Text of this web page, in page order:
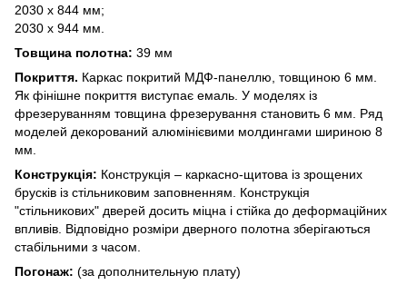
2030 х 844 мм;
2030 х 944 мм.
Товщина полотна: 39 мм
Покриття. Каркас покритий МДФ-панеллю, товщиною 6 мм.
Як фінішне покриття виступає емаль. У моделях із
фрезеруванням товщина фрезерування становить 6 мм. Ряд
моделей декорований алюмінієвими молдингами шириною 8
мм.
Конструкція: Конструкція – каркасно-щитова із зрощених
брусків із стільниковим заповненням. Конструкція
"стільникових" дверей досить міцна і стійка до деформаційних
впливів. Відповідно розміри дверного полотна зберігаються
стабільними з часом.
Погонаж: (за дополнительную плату)